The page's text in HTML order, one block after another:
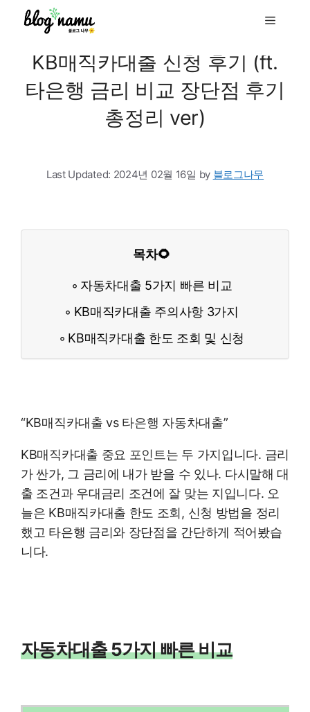
Menu
KB매직카대출 신청 후기 (ft.
타은행 금리 비교 장단점 후기
총정리 ver)
Last Updated: 2024년 02월 16일 by 블로그나무
목차🌻
자동차대출 5가지 빠른 비교
KB매직카대출 주의사항 3가지
KB매직카대출 한도 조회 및 신청
“KB매직카대출 vs 타은행 자동차대출”
KB매직카대출 중요 포인트는 두 가지입니다. 금리
가 싼가, 그 금리에 내가 받을 수 있나. 다시말해 대
출 조건과 우대금리 조건에 잘 맞는 지입니다. 오
늘은 KB매직카대출 한도 조회, 신청 방법을 정리
했고 타은행 금리와 장단점을 간단하게 적어봤습
니다.
자동차대출 5가지 빠른 비교